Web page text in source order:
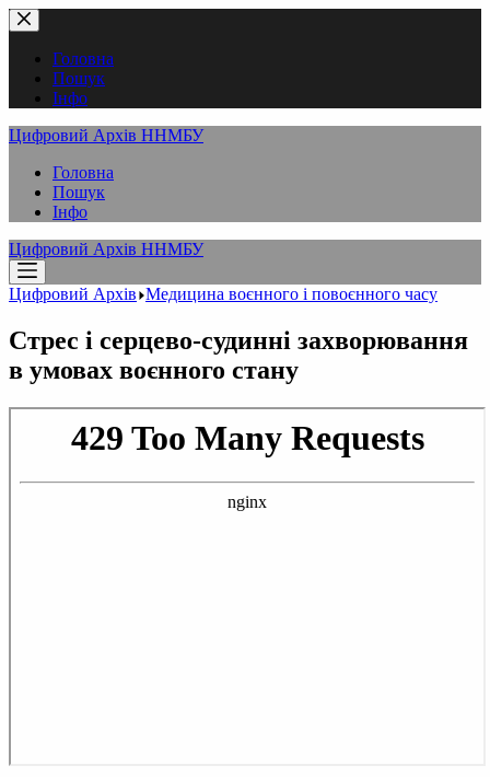
Перейти
до
вмістуГоловна
Пошук
Інфо
Цифровий Архів ННМБУ
Головна
Пошук
Інфо
Цифровий Архів ННМБУ
Цифровий Архів Медицина воєнного і повоєнного часу
Стрес і серцево-судинні захворювання
в умовах воєнного стану